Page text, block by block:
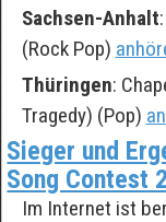
Sachsen-Anhalt
(Rock Pop)
Thüringen:
Tragedy) (Pop)
Sieger und
Song Contest
Im Internet ist